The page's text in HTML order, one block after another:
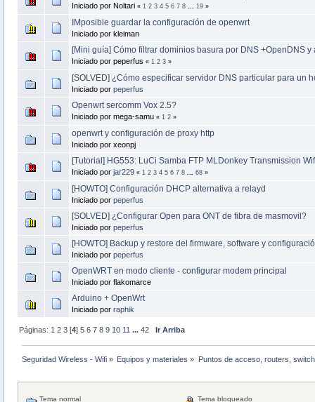
Iniciado por Noltari « 1 2 3 4 5 6 7 8 19»
IMposible guardar la configuración de openwrt
Iniciado por kleiman
[Mini guía] Cómo filtrar dominios basura por DNS +OpenDNS y
Iniciado por peperfus « 1 2 3»
[SOLVED] ¿Cómo especificar servidor DNS particular para un
Iniciado por peperfus
Openwrt sercomm Vox 2.5?
Iniciado por mega-samu « 1 2»
openwrt y configuración de proxy http
Iniciado por xeonpj
[Tutorial] HG553: LuCi Samba FTP MLDonkey Transmission
Iniciado por jar229 « 1 2 3 4 5 6 7 8 68»
[HOWTO] Configuración DHCP alternativa a relayd
Iniciado por peperfus
[SOLVED] ¿Configurar Open para ONT de fibra de masmovil?
Iniciado por peperfus
[HOWTO] Backup y restore del firmware, software y
Iniciado por peperfus
OpenWRT en modo cliente - configurar modem principal
Iniciado por flakomarce
Arduino + OpenWrt
Iniciado por raphik
Páginas: 1 2 3 [4]5 6 7 8 9 10 11 ...42 Ir Arriba
Seguridad Wireless - Wifi » Equipos y materiales » Puntos de acceso, routers,
Tema normal Tema bloqueado